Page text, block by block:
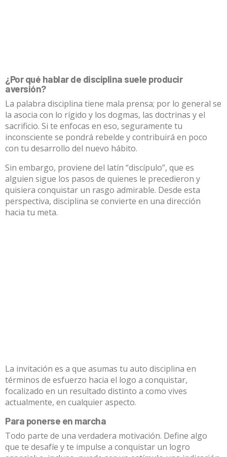
¿Por qué hablar de disciplina suele producir
aversión?
La palabra disciplina tiene mala prensa; por lo general se
la asocia con lo rígido y los dogmas, las doctrinas y el
sacrificio. Si te enfocas en eso, seguramente tu
inconsciente se pondrá rebelde y contribuirá en poco
con tu desarrollo del nuevo hábito.
Sin embargo, proviene del latín “discípulo”, que es
alguien sigue los pasos de quienes le precedieron y
quisiera conquistar un rasgo admirable. Desde esta
perspectiva, disciplina se convierte en una dirección
hacia tu meta.
La invitación es a que asumas tu auto disciplina en
términos de esfuerzo hacia el logo a conquistar,
focalizado en un resultado distinto a como vives
actualmente, en cualquier aspecto.
Para ponerse en marcha
Todo parte de una verdadera motivación. Define algo
que te desafíe y te impulse a conquistar un logro